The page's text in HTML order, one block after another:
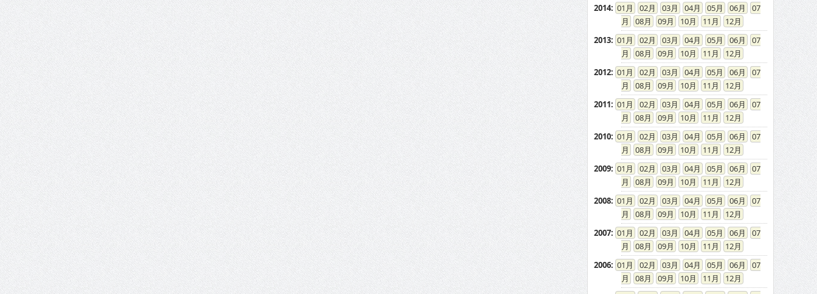
2014: 01 02 03 04 05 06
07
08
09 10 11
12
2013: 01 02 03 04 05 06
07
08
09 10 11
12
2012: 01 02 03 04 05 06
07
08
09 10 11
12
2011: 01 02 03 04 05 06
07
08
09 10 11
12
2010: 01 02 03 04 05 06
07
08
09 10 11
12
2009: 01 02 03 04 05 06
07
08
09 10 11
12
2008: 01 02 03 04 05 06
07
08
09 10 11
12
2007: 01 02 03 04 05 06
07
08
09 10 11
12
2006: 01 02 03 04 05 06
07
08
09 10 11
12